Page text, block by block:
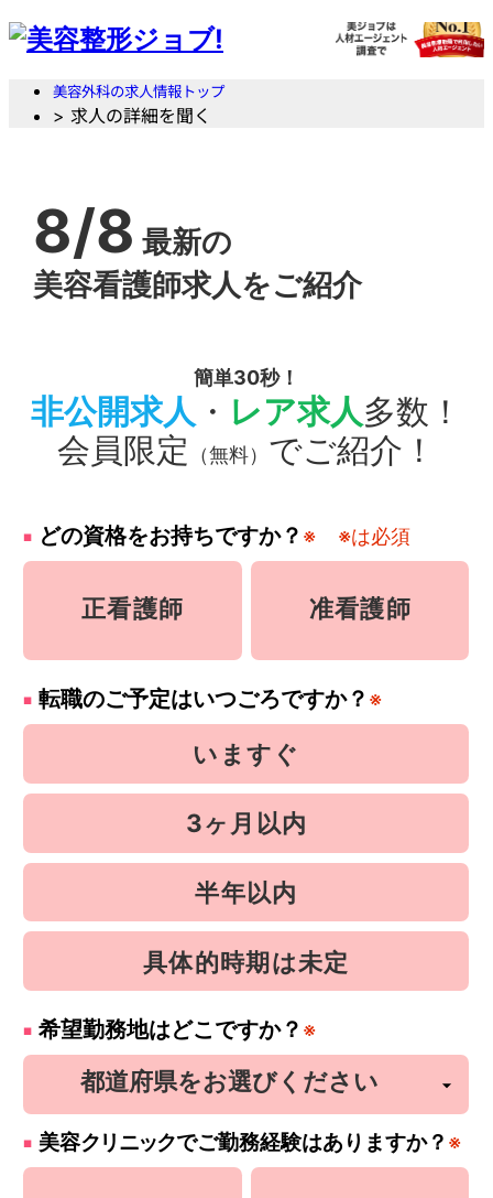
美容外科の求人情報トップ
> 求人の詳細を聞く
8/8 最新の
美容看護師求人をご紹介
簡単30秒！
非公開求人 ・ レア求人多数！
会員限定
（無料） でご紹介！
どの資格をお持ちですか？ ※ ※は必須
正看護師 准看護師
転職のご予定はいつごろですか？ ※
いますぐ
3ヶ月以内
半年以内
具体的時期は未定
希望勤務地はどこですか？ ※
美容クリニックでご勤務経験はありますか？ ※